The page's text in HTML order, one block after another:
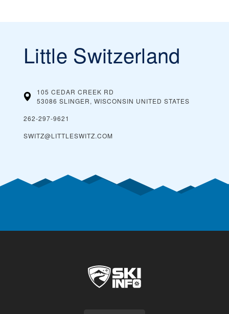
Little Switzerland
105 CEDAR CREEK RD
53086 SLINGER, WISCONSIN UNITED STATES
262-297-9621
SWITZ@LITTLESWITZ.COM